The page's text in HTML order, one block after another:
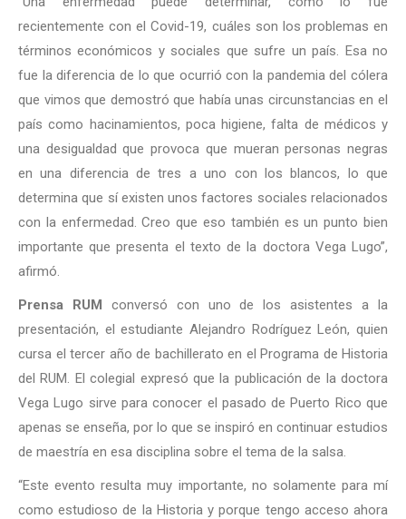
recientemente con el Covid-19, cuáles son los problemas en
términos económicos y sociales que sufre un país. Esa no
fue la diferencia de lo que ocurrió con la pandemia del cólera
que vimos que demostró que había unas circunstancias en el
país como hacinamientos, poca higiene, falta de médicos y
una desigualdad que provoca que mueran personas negras
en una diferencia de tres a uno con los blancos, lo que
determina que sí existen unos factores sociales relacionados
con la enfermedad. Creo que eso también es un punto bien
importante que presenta el texto de la doctora Vega Lugo”,
afirmó.
Prensa RUM conversó con uno de los asistentes a la
presentación, el estudiante Alejandro Rodríguez León, quien
cursa el tercer año de bachillerato en el Programa de Historia
del RUM. El colegial expresó que la publicación de la doctora
Vega Lugo sirve para conocer el pasado de Puerto Rico que
apenas se enseña, por lo que se inspiró en continuar estudios
de maestría en esa disciplina sobre el tema de la salsa.
“Este evento resulta muy importante, no solamente para mí
como estudioso de la Historia y porque tengo acceso ahora